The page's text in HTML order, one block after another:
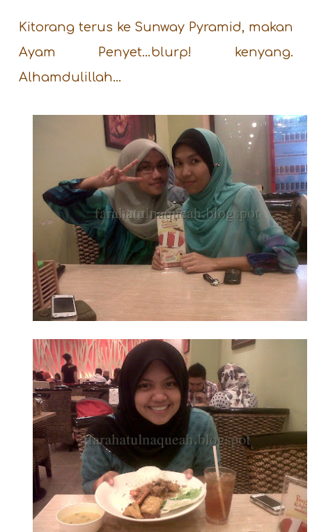
Kitorang terus ke Sunway Pyramid, makan
Ayam Penyet…blurp! kenyang.
Alhamdulillah…